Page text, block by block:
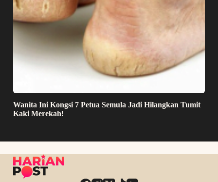
Wanita Ini Kongsi 7 Petua Semula Jadi Hilangkan Tumit
Kaki Merekah!